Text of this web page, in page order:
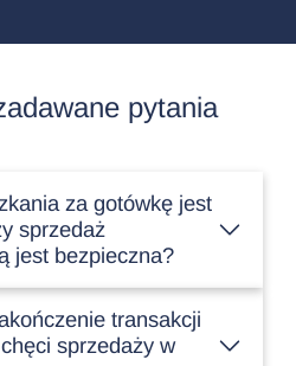
pytania
za gotówkę jest
sprzedaż
jest bezpieczna?
transakcji
sprzedaży w